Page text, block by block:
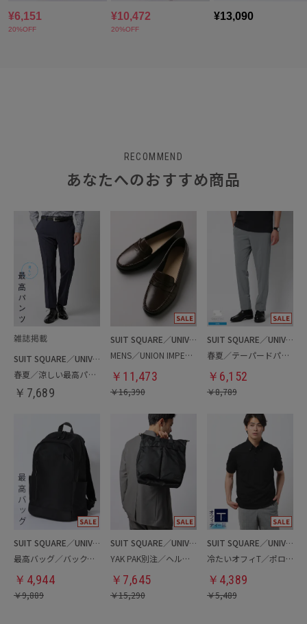
RECOMMEND
あなたへのおすすめ商品
SUIT SQUARE／UNIVERSAL LANGUAGE
春夏／涼しい最高パンツ
￥ 7,689
SUIT SQUARE／UNIVERSAL LANGUAGE
MENS／UNION IMPERIAL監修／コインローファー
￥ 11,473
￥16,390
SUIT SQUARE／UNIVERSAL LANGUAGE
春夏／テーパードパンツ
￥ 6,152
￥8,789
SUIT SQUARE／UNIVERSAL LANGUAGE
最高バッグ／バックパック
￥ 4,944
￥9,889
SUIT SQUARE／UNIVERSAL LANGUAGE
YAK PAK別注／ヘルメットバッグ
￥ 7,645
￥15,290
SUIT SQUARE／UNIVERSAL LANGUAGE
冷たいオフィT／ポロシャツ
￥ 4,389
￥5,489